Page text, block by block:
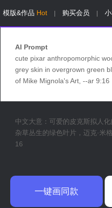
模版&作品 Hot 购买会员
AI Prompt
cute pixar anthropomorphic
grey skin in overgrown green
of Mike Mignola's Art, --ar 9:16
中文大意：可爱的皮克斯拟人
杂草丛生的绿色叶片，迈克·米
16
一键画同款